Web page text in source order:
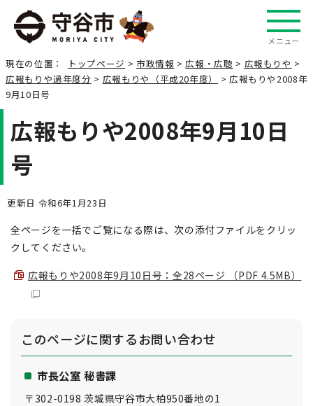
メニュー
現在の位置： トップページ > 市政情報 >広報・広聴 > 広報もりや >
広報もりや過年度分 > 広報もりや（平成20年度）
> 広報もりや2008年
9月10日号
広報もりや2008年9月10日
号
更新日 令和6年1月23日
全ページを一括でご覧になる際は、次の添付ファイルをクリッ
クしてください。
広報もりや2008年9月10日号：全28ページ （PDF 4.5MB）
このページに関するお問い合わせ
市長公室 秘書課
〒302-0198 茨城県守谷市大柏950番地の1